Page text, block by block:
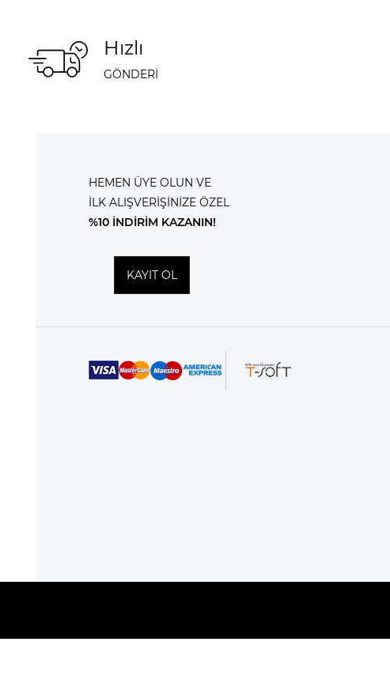
Hızlı
GÖNDERİ
HEMEN ÜYE OLUN VE
İLK ALIŞVERİŞİNİZE ÖZEL
%10 İNDİRİM KAZANIN!
KAYIT OL